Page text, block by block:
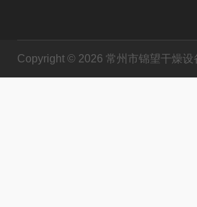
Copyright © 2026 常州市锦望干燥设